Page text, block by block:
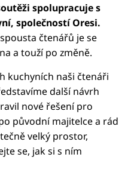
spolupracuje s
společností Oresi.
čtenářů je se
a touží po změně.
kuchyních naši čtenáři
další návrh
nové řešení pro
původní majitelce a rád
velký prostor,
se, jak si s ním